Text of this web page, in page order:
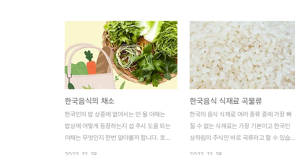
장으로 발효된 것을 어장이라 하며 한국외 동
북아시아에서 일반적으로 애용하는 조미료이
며 한국에서 대표하는 액젓은 까나리액젓과
멸치액젓이라 할 수 있으며 외국인에게 설명
할 때는 피시 소스라 말하기는 하지만 종류
자체가 다른데 피시소스는 건더기가 있고 설
탕이 가미되어 있어서 한국인이 대중적 인기
가 있는 까나리 액젓과 멸치 액젓은 맛과 모
양에 차이가 있어서 김치를 할 때 액젓이 아
닌 피시소스로 한다면 맛 자체가 다를..
안될 중요한 조리료 중에 하나입니다. 간장
종류에는국간장과 양조간장, 진간장, 어간장
이렇게 나누어져 있는데 국간장은 조선 간장
으로써 시중에 판매되는 샘표나 몽고간장의
조선간장은 짠맛이 좀 강하면서도 간장의 묵
직한 맛이 나는 조선 간장은 주로 국이나 나
물반찬그리고 찌개에 사용이 되며 진간장은
조선간장보다는 단맛이 있으나 양조간장 보
다는 단맛이 좀 덜하며 간장 색깔이 양조간장
에 비해 진하며 국,조림, 육류등에 사용..
한국음식의 채소
한국인의 밥 상중에 없어서는 안 될 야채는
밥상에 어떻게 등장하는지 섭 추시 도움 되는
야채는 무엇인지 한번 알아볼까 합니다. 호박
한국음식 식재료 곡물류
한국의 음식 식재료 여러 종류 중에 가장 빠
질 수 없는 식재료는 가장 기본이고 한국인
상차림의 주식인 바로 곡류라고 할 수 있습니